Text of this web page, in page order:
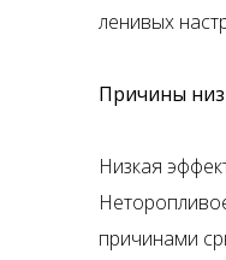
ленивых
Причины
Низкая
причинами